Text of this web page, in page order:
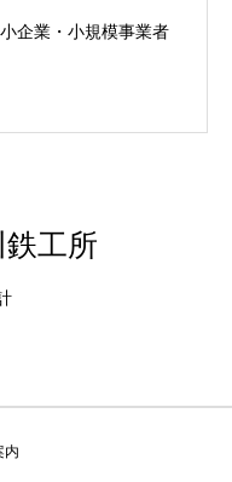
小企業・小規模事業者
工所
内